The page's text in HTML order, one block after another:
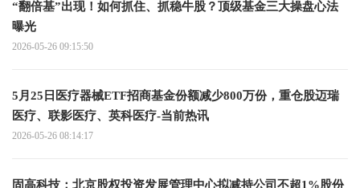
“翻倍基”出现！如何抓住、抓稳牛股？顶级基金三大操盘心法
曝光
2026-05-26 09:15:50
5月25日医疗器械ETF招商基金份额减少800万份，重仓股迈瑞
医疗、联影医疗、英科医疗-当前热讯
2026-05-26 08:14:17
固高科技：北京股权投资发展管理中心拟减持公司不超1%股份